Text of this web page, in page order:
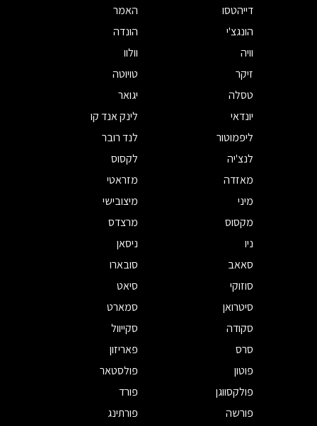
דייהטסו
האמר
הונגצ'י
הונדה
וויה
וולוו
זיקר
טויוטה
טסלה
יגואר
יונדאי
לינק אנד קו
ליפמוטור
לנד רובר
לנצ'יה
לקסוס
מאזדה
מזראטי
מיני
מיצובישי
מקסוס
מרצדס
ניו
ניסאן
סאאב
סובארו
סוזוקי
סיאט
סיטרואן
סמארט
סקודה
סקייוול
סרס
פאריזון
פוטון
פולסטאר
פולקסווגן
פורד
פורשה
פורתינג